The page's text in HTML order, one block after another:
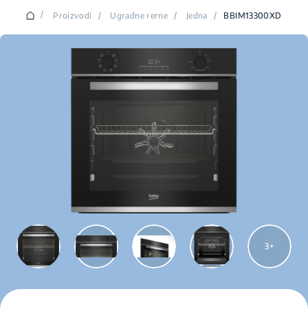
/ Proizvodi / Ugradne rerne / Jedna / BBIM13300XD
3